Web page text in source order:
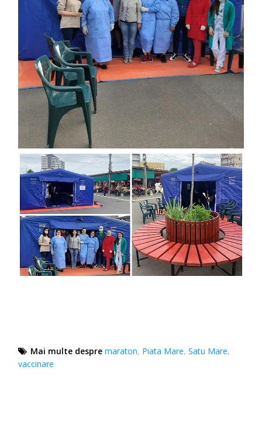
Mai multe despre maraton, Piata Mare,Satu Mare,
vaccinare